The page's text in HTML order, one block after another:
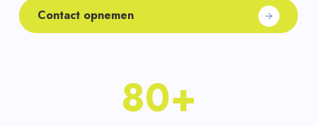
Contact opnemen
80